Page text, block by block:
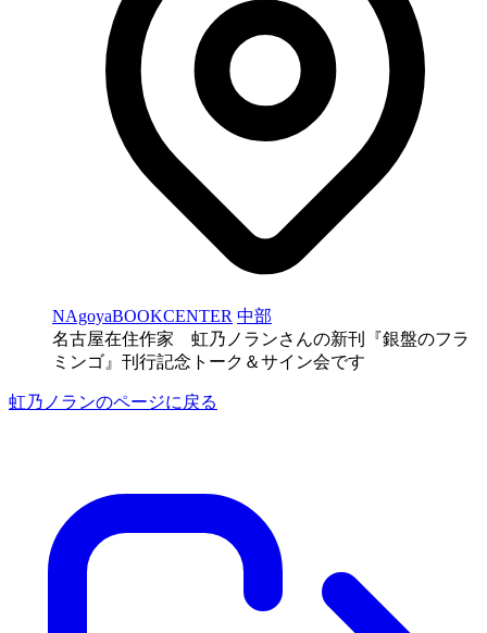
NAgoyaBOOKCENTER 中部
名古屋在住作家 虹乃ノランさんの新刊『銀盤のフラ
ミンゴ』刊行記念トーク＆サイン会です
虹乃ノランのページに戻る